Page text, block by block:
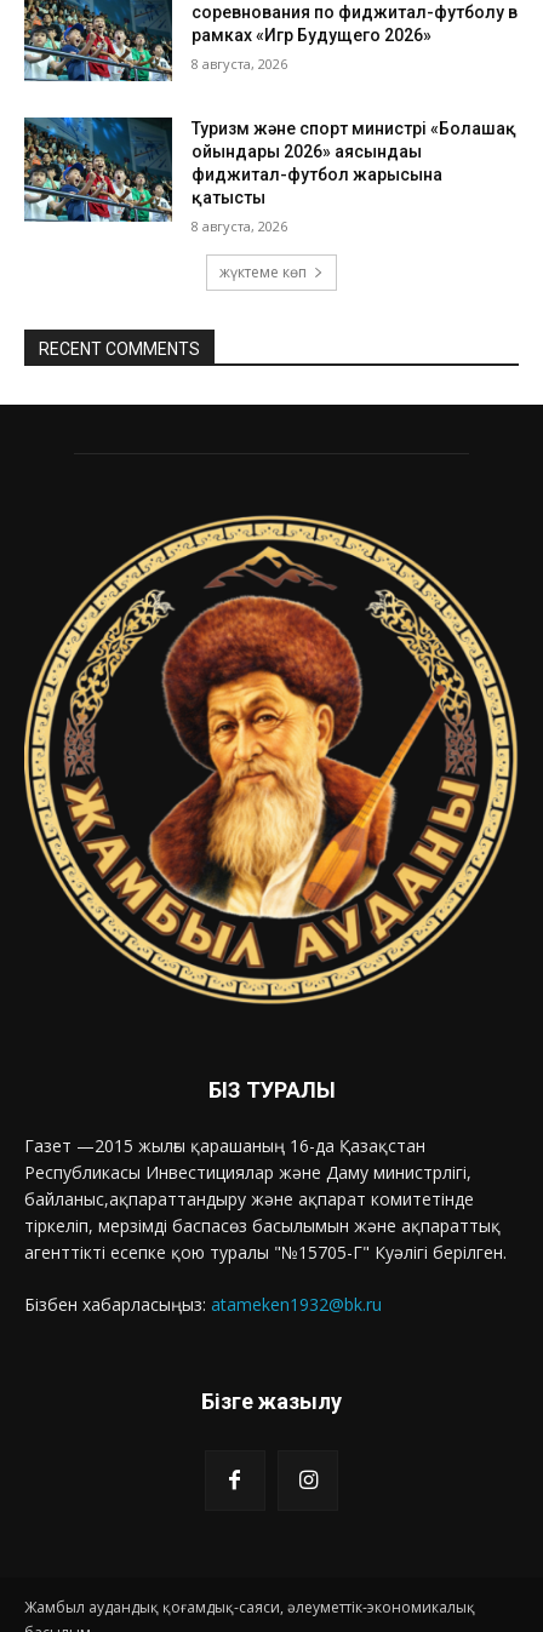
БІЗ ТУРАЛЫ
Газет —2015 жылғы қарашаның 16-да Қазақстан
Республикасы Инвестициялар және Даму министрлігі,
байланыс,ақпараттандыру және ақпарат комитетінде
тіркеліп, мерзімді баспасөз басылымын және ақпараттық
агенттікті есепке қою туралы "№15705-Г" Куәлігі берілген.
Бізбен хабарласыңыз: atameken1932@bk.ru
Бізге жазылу
Жамбыл аудандық қоғамдық-саяси, әлеуметтік-экономикалық